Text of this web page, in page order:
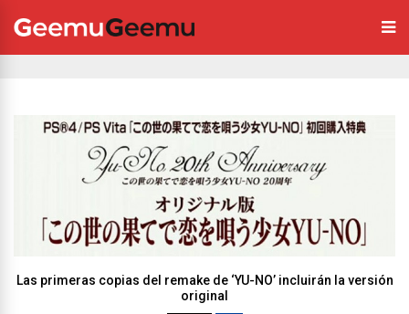
Las primeras copias del remake de ‘YU-NO’ incluirán la versión
original